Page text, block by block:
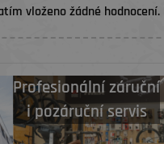
vloženo žádné
Profesionální záruční
i pozáruční servis